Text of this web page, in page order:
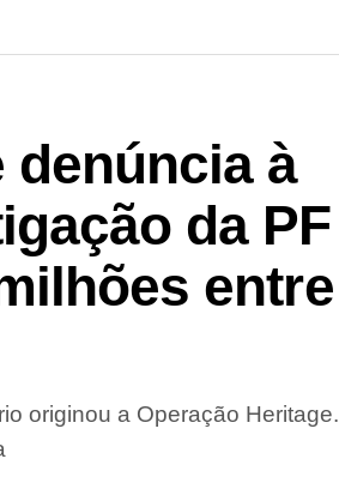
denúncia à
da PF
entre
originou a Operação Heritage.